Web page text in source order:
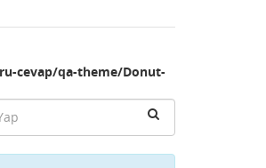
cevap/qa-theme/Donut-